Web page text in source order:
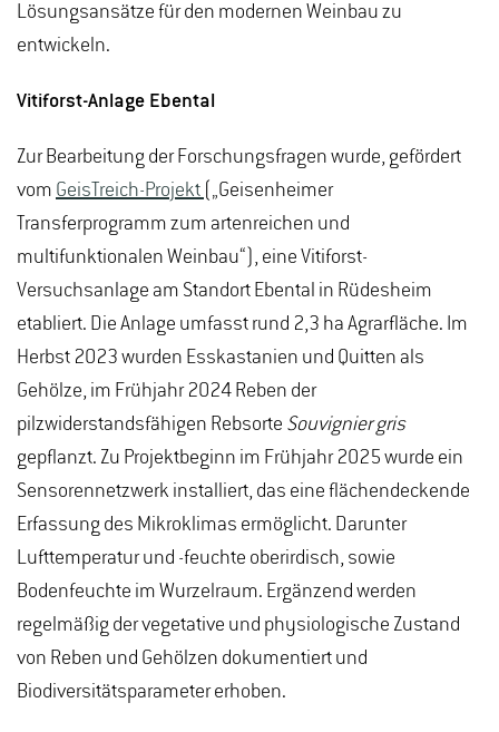
Lösungsansätze für den modernen Weinbau zu
entwickeln.
Vitiforst-Anlage Ebental
Zur Bearbeitung der Forschungsfragen wurde, gefördert
vom GeisTreich-Projekt („Geisenheimer
Transferprogramm zum artenreichen und
multifunktionalen Weinbau“), eine Vitiforst-
Versuchsanlage am Standort Ebental in Rüdesheim
etabliert. Die Anlage umfasst rund 2,3 ha Agrarfläche. Im
Herbst 2023 wurden Esskastanien und Quitten als
Gehölze, im Frühjahr 2024 Reben der
pilzwiderstandsfähigen Rebsorte Souvignier gris
gepflanzt. Zu Projektbeginn im Frühjahr 2025 wurde ein
Sensorennetzwerk installiert, das eine flächendeckende
Erfassung des Mikroklimas ermöglicht. Darunter
Lufttemperatur und -feuchte oberirdisch, sowie
Bodenfeuchte im Wurzelraum. Ergänzend werden
regelmäßig der vegetative und physiologische Zustand
von Reben und Gehölzen dokumentiert und
Biodiversitätsparameter erhoben.